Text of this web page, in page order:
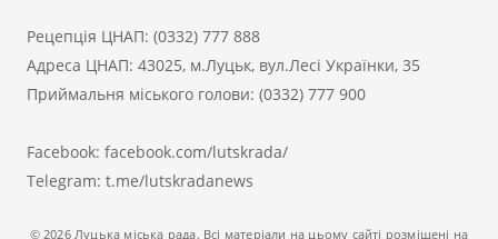
Рецепція ЦНАП: (0332) 777 888
Адреса ЦНАП: 43025, м.Луцьк, вул.Лесі Українки, 35
Приймальня міського голови: (0332) 777 900
Facebook: facebook.com/lutskrada/
Telegram: t.me/lutskradanews
© 2026 Луцька міська рада. Всі матеріали на цьому сайті розміщені на